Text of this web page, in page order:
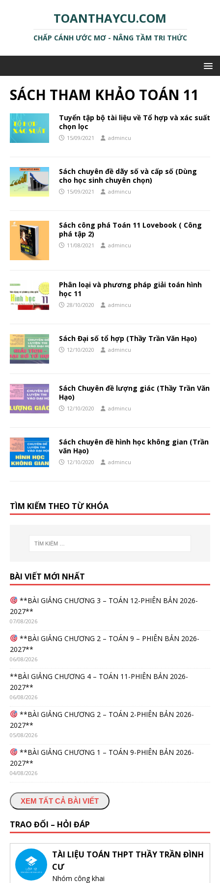
TOANTHAYCU.COM
CHẤP CÁNH ƯỚC MƠ - NÂNG TẦM TRI THỨC
SÁCH THAM KHẢO TOÁN 11
Tuyển tập bộ tài liệu về Tổ hợp và xác suất
chọn lọc
15/09/2021 admincu
Sách chuyên đề dãy số và cấp số (Dùng
cho học sinh chuyên chọn)
15/09/2021 admincu
Sách công phá Toán 11 Lovebook ( Công
phá tập 2)
11/08/2021 admincu
Phân loại và phương pháp giải toán hình
học 11
28/10/2020 admincu
Sách Đại số tổ hợp (Thầy Trần Văn Hạo)
12/10/2020 admincu
Sách Chuyên đề lượng giác (Thầy Trần Văn
Hạo)
12/10/2020 admincu
Sách chuyên đề hình học không gian (Trần
văn Hạo)
12/10/2020 admincu
TÌM KIẾM THEO TỪ KHÓA
BÀI VIẾT MỚI NHẤT
**BÀI GIẢNG CHƯƠNG 3 – TOÁN 12-PHIÊN BẢN 2026-
2027**
07/08/2026
**BÀI GIẢNG CHƯƠNG 2 – TOÁN 9 – PHIÊN BẢN 2026-
2027**
06/08/2026
**BÀI GIẢNG CHƯƠNG 4 – TOÁN 11-PHIÊN BẢN 2026-
2027**
06/08/2026
**BÀI GIẢNG CHƯƠNG 2 – TOÁN 2-PHIÊN BẢN 2026-
2027**
05/08/2026
**BÀI GIẢNG CHƯƠNG 1 – TOÁN 9-PHIÊN BẢN 2026-
2027**
04/08/2026
XEM TẤT CẢ BÀI VIẾT
TRAO ĐỔI – HỎI ĐÁP
TÀI LIỆU TOÁN THPT THẦY TRẦN ĐÌNH
CƯ
Nhóm công khai